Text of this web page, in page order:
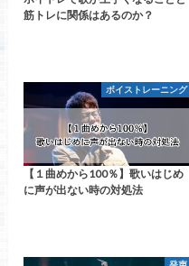
筋トレに関係はあるのか？
ボイストレーニング
【１曲めから100％】歌いはじめ
に声が出ない時の対処法